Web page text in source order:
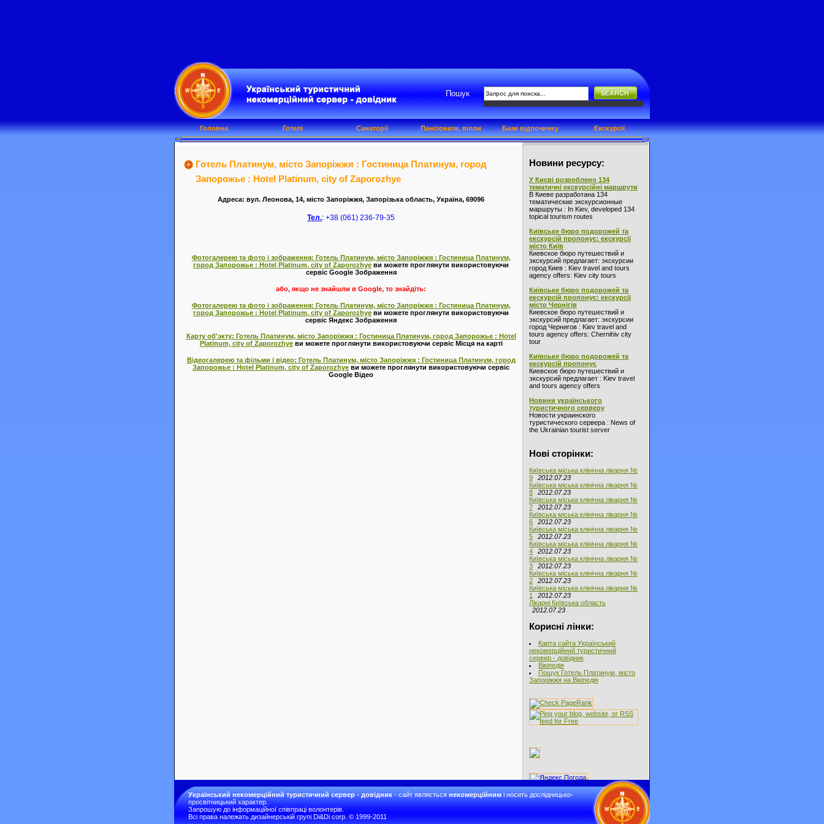
Новини ресурсу:
У Києві розроблено 134
тематичні екскурсійні маршрути
В Киеве разработана 134
тематические экскурсионные
маршруты : In Kiev, developed 134
topical tourism routes
Київське бюро подорожей та
екскурсій пропонує: екскурсії
місто Київ
Киевское бюро путешествий и
экскурсий предлагает: экскурсии
город Киев : Kiev travel and tours
agency offers: Kiev city tours
Київське бюро подорожей та
екскурсій пропонує: екскурсії
місто Чернігів
Киевское бюро путешествий и
экскурсий предлагает: экскурсии
город Чернигов : Kiev travel and
tours agency offers: Chernihiv city
tour
Київське бюро подорожей та
екскурсій пропонує
Киевское бюро путешествий и
экскурсий предлагает : Kiev travel
and tours agency offers
Новини українського
туристичного серверу
Новости украинского
туристического сервера : News of
the Ukrainian tourist server
Нові сторінки:
Київська міська клінічна лікарня №
9
2012.07.23
Київська міська клінічна лікарня №
8
2012.07.23
Київська міська клінічна лікарня №
7
2012.07.23
Київська міська клінічна лікарня №
6
2012.07.23
Київська міська клінічна лікарня №
5
2012.07.23
Київська міська клінічна лікарня №
4
2012.07.23
Київська міська клінічна лікарня №
3
2012.07.23
Київська міська клінічна лікарня №
2
2012.07.23
Київська міська клінічна лікарня №
1
2012.07.23
Лікарні Київська область
2012.07.23
Корисні лінки:
Карта сайта Український
некомерційний туристичний
сервер - довідник
Вікіпедія
Пошук Готель Платинум, місто
Запоріжжя на Вікіпедія
Готель Платинум, місто Запоріжжя : Гостиница Платинум, город
Запорожье : Hotel Platinum, city of Zaporozhye
Адреса: вул. Леонова, 14, місто Запоріжжя, Запорізька область, Україна, 69096
Тел.: +38 (061) 236-79-35
Фотогалерею та фото і зображення: Готель Платинум, місто Запоріжжя : Гостиница Платинум,
город Запорожье : Hotel Platinum, city of Zaporozhye ви можете проглянути використовуючи
сервіс Google Зображення
або, якщо не знайшли в Google, то знайдіть:
Фотогалерею та фото і зображення: Готель Платинум, місто Запоріжжя : Гостиница Платинум,
город Запорожье : Hotel Platinum, city of Zaporozhye ви можете проглянути використовуючи
сервіс Яндекс Зображення
Карту об'экту: Готель Платинум, місто Запоріжжя : Гостиница Платинум, город Запорожье : Hotel
Platinum, city of Zaporozhyeви можете проглянути використовуючи сервіс Місця на карті
Відеогалерею та фільми і відео: Готель Платинум, місто Запоріжжя : Гостиница Платинум, город
Запорожье : Hotel Platinum, city of Zaporozhye ви можете проглянути використовуючи сервіс
Google Відео
Пошук
Головна Готелі Санаторії Пансіонати, вілли Бази відпочинку Екскурсії
Український некомерційний туристичний сервер - довідник- сайт являєтьсянекомерційнимі носить дослідницько-
просвітницький характер.
Запрошую до інформаційної співпраці волонтерів.
Всі права належать дизайнерській групі Di&Di corp. © 1999-2011